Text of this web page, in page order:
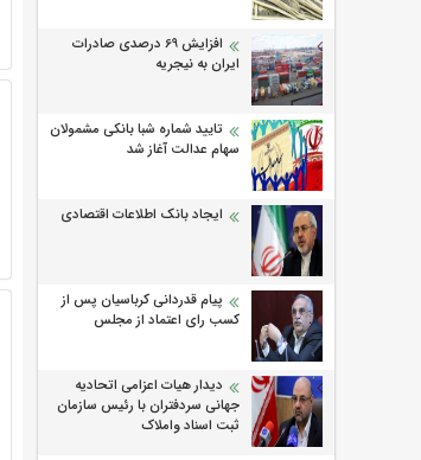
افزایش 69 درصدی صادرات
ایران به نیجریه
تایید شماره شبا بانکی مشمولان
سهام عدالت آغاز شد
ایجاد بانک اطلاعات اقتصادی
پیام قدردانی کرباسیان پس از
کسب رای اعتماد از مجلس
دیدار هیات اعزامی اتحادیه
جهانی سردفتران با رئیس سازمان
ثبت اسناد واملاک